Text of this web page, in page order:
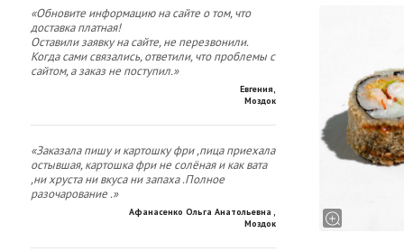
«Обновите информацию на сайте о том, что
доставка платная!
Оставили заявку на сайте, не перезвонили.
Когда сами связались, ответили, что проблемы с
сайтом, а заказ не поступил.»
Евгения
Моздок
«Заказала пишу и картошку фри ,пица приехала
остывшая, картошка фри не солёная и как вата
,ни хруста ни вкуса ни запаха .Полное
разочарование .»
Афанасенко Ольга Анатольевна
Моздок